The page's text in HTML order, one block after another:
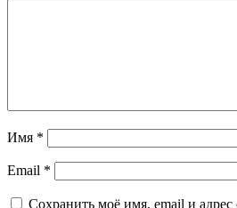
Имя *
Email *
Сохранить моё имя, email и адрес